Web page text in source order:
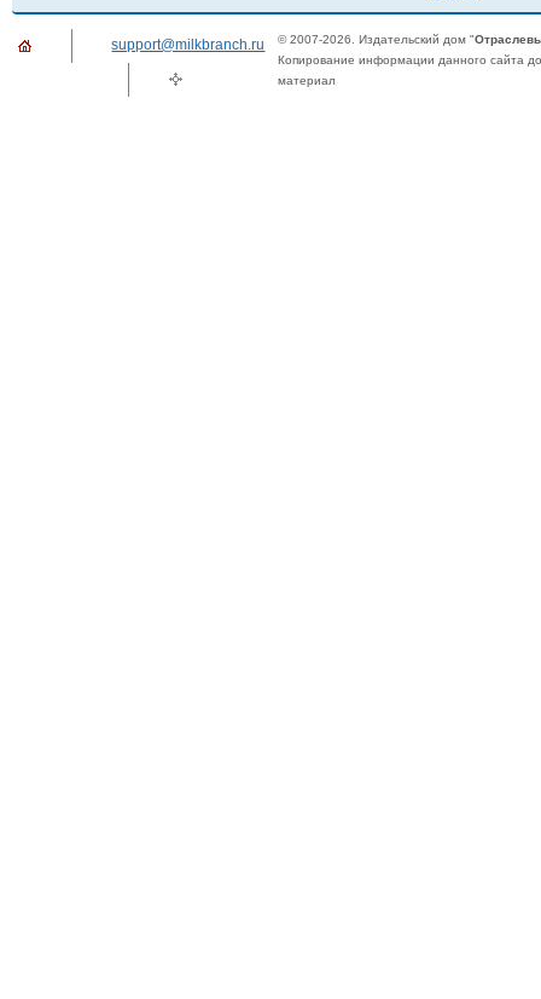
support@milkbranch.ru © 2007-2026. Издательский дом "
Копирование информации данного сайта
материал